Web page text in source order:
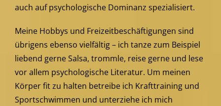
auch auf psychologische Dominanz spezialisiert.
Meine Hobbys und Freizeitbeschäftigungen sind
übrigens ebenso vielfältig – ich tanze zum Beispiel
liebend gerne Salsa, trommle, reise gerne und lese
vor allem psychologische Literatur. Um meinen
Körper fit zu halten betreibe ich Krafttraining und
Sportschwimmen und unterziehe ich mich